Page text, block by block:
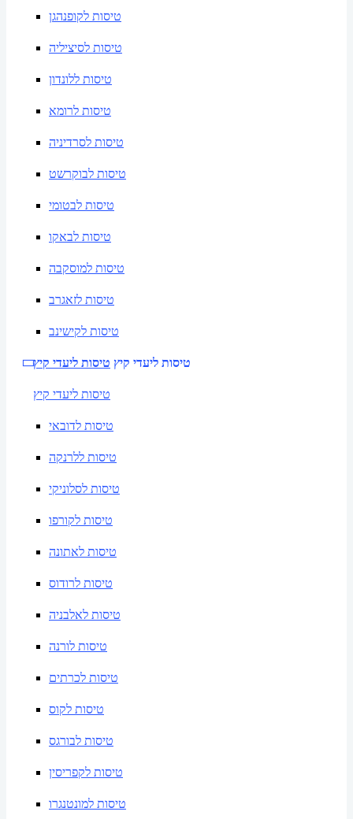
טיסות לקופנהגן
טיסות לסיציליה
טיסות ללונדון
טיסות לרומא
טיסות לסרדיניה
טיסות לבוקרשט
טיסות לבטומי
טיסות לבאקו
טיסות למוסקבה
טיסות לזאגרב
טיסות לקישינב
טיסות ליעדי קיץ טיסות ליעדי קיץ
טיסות ליעדי קיץ
טיסות לדובאי
טיסות ללרנקה
טיסות לסלוניקי
טיסות לקורפו
טיסות לאתונה
טיסות לרודוס
טיסות לאלבניה
טיסות לורנה
טיסות לכרתים
טיסות לקוס
טיסות לבורגס
טיסות לקפריסין
טיסות למונטנגרו